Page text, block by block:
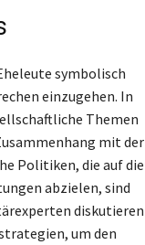
symbolisch
einzugehen. In
Themen
mit der
Politiken, die auf die
abzielen, sind
diskutieren
um den